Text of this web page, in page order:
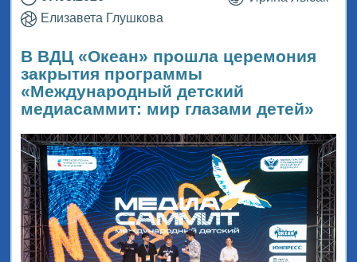
Елизавета Глушкова
В ВДЦ «Океан» прошла церемония
закрытия программы
«Международный детский
медиасаммит: мир глазами детей»